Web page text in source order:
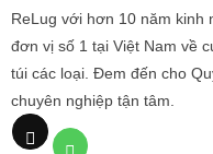
ReLug với hơn 10 năm kinh
đơn vị số 1 tại Việt Nam về
túi các loại. Đem đến cho
chuyên nghiệp tận tâm.